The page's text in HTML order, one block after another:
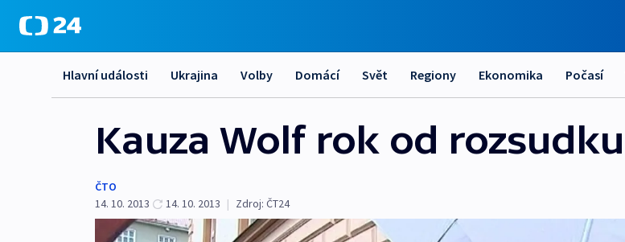
Hlavní události Ukrajina Volby Domácí Svět Regiony Ekonomika Počasí
Kauza Wolf rok od rozsudku
ČTO
14. 10. 2013
14. 10. 2013 | Zdroj: ČT24